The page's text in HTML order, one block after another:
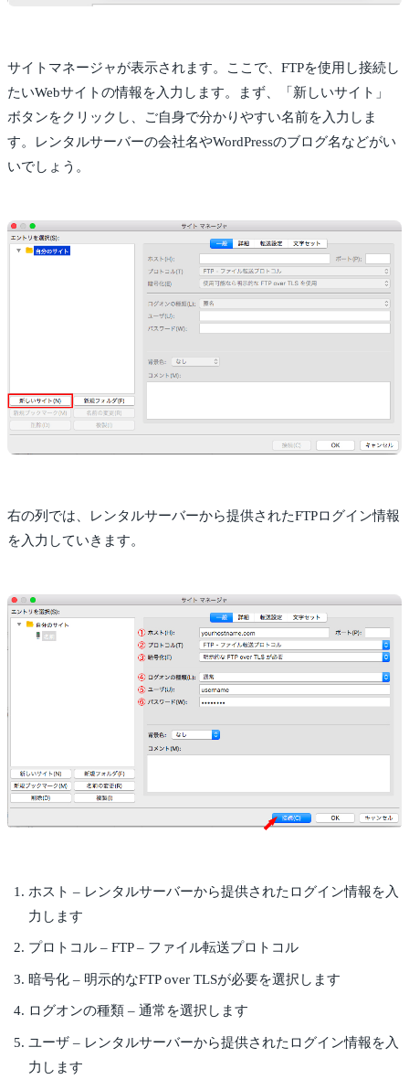
サイトマネージャが表示されます。ここで、FTPを使用し接続し
たいWebサイトの情報を入力します。まず、「新しいサイト」
ボタンをクリックし、ご自身で分かりやすい名前を入力しま
す。レンタルサーバーの会社名やWordPressのブログ名などがい
いでしょう。
右の列では、レンタルサーバーから提供されたFTPログイン情報
を入力していきます。
ホスト – レンタルサーバーから提供されたログイン情報を入
力します
プロトコル – FTP – ファイル転送プロトコル
暗号化 – 明示的なFTP over TLSが必要を選択します
ログオンの種類 – 通常を選択します
ユーザ – レンタルサーバーから提供されたログイン情報を入
力します